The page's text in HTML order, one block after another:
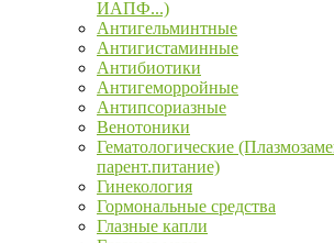
ИАПФ...)
Антигельминтные
Антигистаминные
Антибиотики
Антигеморройные
Антипсориазные
Венотоники
Гематологические
парент.питание)
Гинекология
Гормональные средства
Глазные капли